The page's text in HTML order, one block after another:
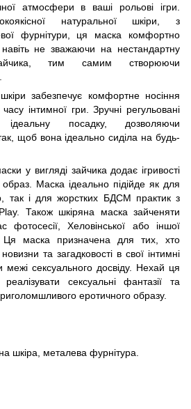
атмосфери в ваші рольові ігри.
натуральної шкіри, з
фурнітури, ця маска комфортно
не зважаючи на нестандартну
тим самим створюючи
забезпечує комфортне носіння
інтимної гри. Зручні регульовані
посадку, дозволяючи
щоб вона ідеально сиділа на будь-
у вигляді зайчика додає ігривості
Маска ідеально підійде як для
так і для жорстких БДСМ практик з
Також шкіряна маска зайченяти
фотосесії, Хеловінської або іншої
Ця маска призначена для тих, хто
та загадковості в свої інтимні
сексуального досвіду. Нехай ця
сексуальні фантазії та
еротичного образу.
шкіра, металева фурнітура.